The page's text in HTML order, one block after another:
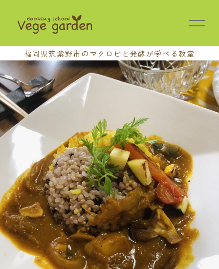
福岡県筑紫野市のマクロビと発酵が学べる教室
HOME
教室の特長
講座案内
基本講座 中級講座
上級講座
養成講座
おさらい会
プライベート講座
出張講座
コラボ・イベント
当日の流れ